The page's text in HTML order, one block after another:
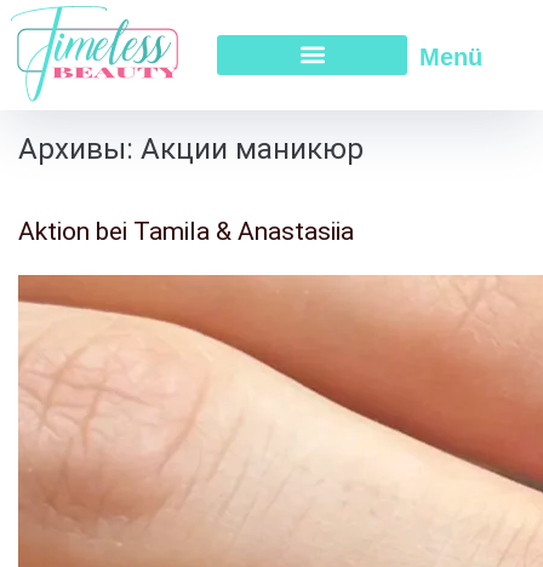
Menü
Архивы: Акции маникюр
Aktion bei Tamila & Anastasiia